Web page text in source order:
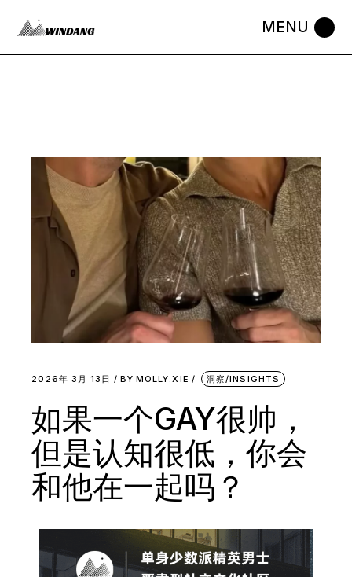
2026年 3月 13日 BY MOLLY.XIE 洞察/INSIGHTS
如果一个GAY很帅，
但是认知很低，你会
和他在一起吗？